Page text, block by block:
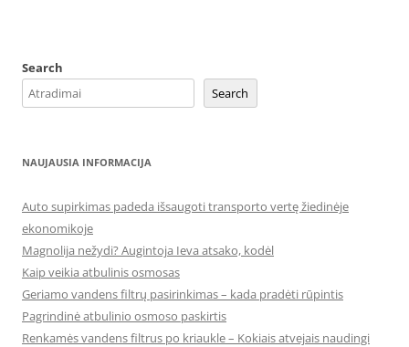
Search
Search
NAUJAUSIA INFORMACIJA
Auto supirkimas padeda išsaugoti transporto vertę žiedinėje
ekonomikoje
Magnolija nežydi? Augintoja Ieva atsako, kodėl
Kaip veikia atbulinis osmosas
Geriamo vandens filtrų pasirinkimas – kada pradėti rūpintis
Pagrindinė atbulinio osmoso paskirtis
Renkamės vandens filtrus po kriaukle – Kokiais atvejais naudingi